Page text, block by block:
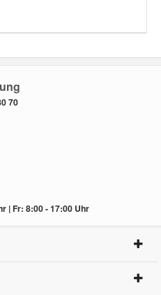
70
| Fr: 8:00 - 17:00 Uhr